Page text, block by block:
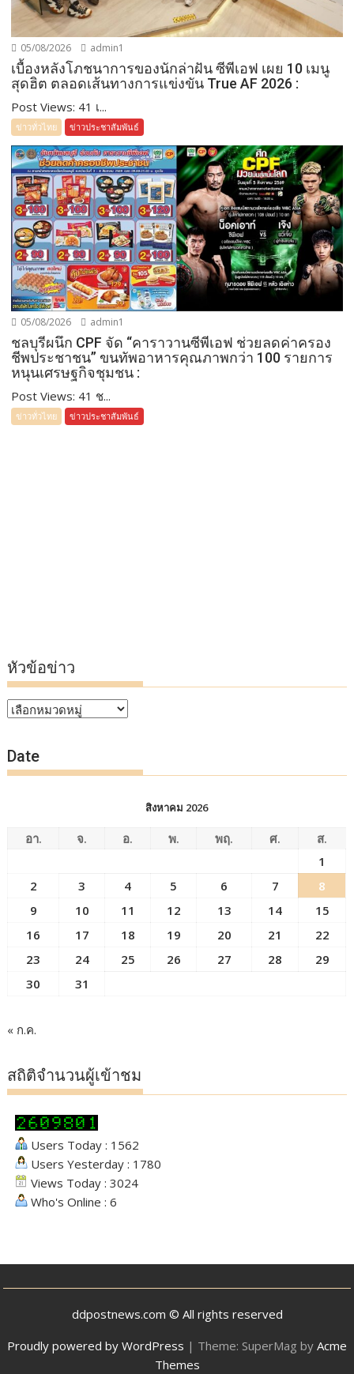
05/08/2026 admin1
เบื้องหลังโภชนาการของนักล่าฝัน ซีพีเอฟ เผย 10 เมนู
สุดฮิต ตลอดเส้นทางการแข่งขัน True AF 2026 :
Post Views: 41 เ...
ข่าวทั่วไทย ข่าวประชาสัมพันธ์
05/08/2026 admin1
ชลบุรีผนึก CPF จัด “คาราวานซีพีเอฟ ช่วยลดค่าครอง
ชีพประชาชน” ขนทัพอาหารคุณภาพกว่า 100 รายการ
หนุนเศรษฐกิจชุมชน :
Post Views: 41 ช...
ข่าวทั่วไทย ข่าวประชาสัมพันธ์
หัวข้อข่าว
หัวข้อ
Date
สิงหาคม 2026
อา. จ. อ. พ. พฤ. ศ.
ส.
1
2
3 4 5 6 7
8
9
10 11 12 13 14
15
16
17 18 19 20 21
22
23
24 25 26 27 28
29
30
31
« ก.ค.
สถิติจำนวนผู้เข้าชม
Users Today : 1562
Users Yesterday : 1780
Views Today : 3024
Who's Online : 6
ddpostnews.com © All rights reserved
Proudly powered by WordPress | Theme: SuperMag by Acme
Themes